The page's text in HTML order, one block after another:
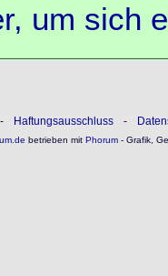
um sich
- Haftungsausschluss -
betrieben mitPhorum- Grafik,